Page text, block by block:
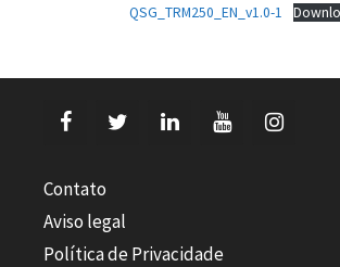
QSG_TRM250_EN_v1.0-1
Contato
Aviso legal
Política de Privacidade